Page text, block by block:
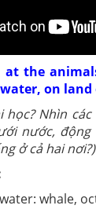
at the
on land
học? Nhìn
nước,
ở cả hai nơi?)
whale,